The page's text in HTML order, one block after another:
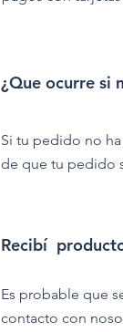
¿Que ocurre si
Si tu pedido no
de que tu pedido
Recibí
Es probable que
contacto con